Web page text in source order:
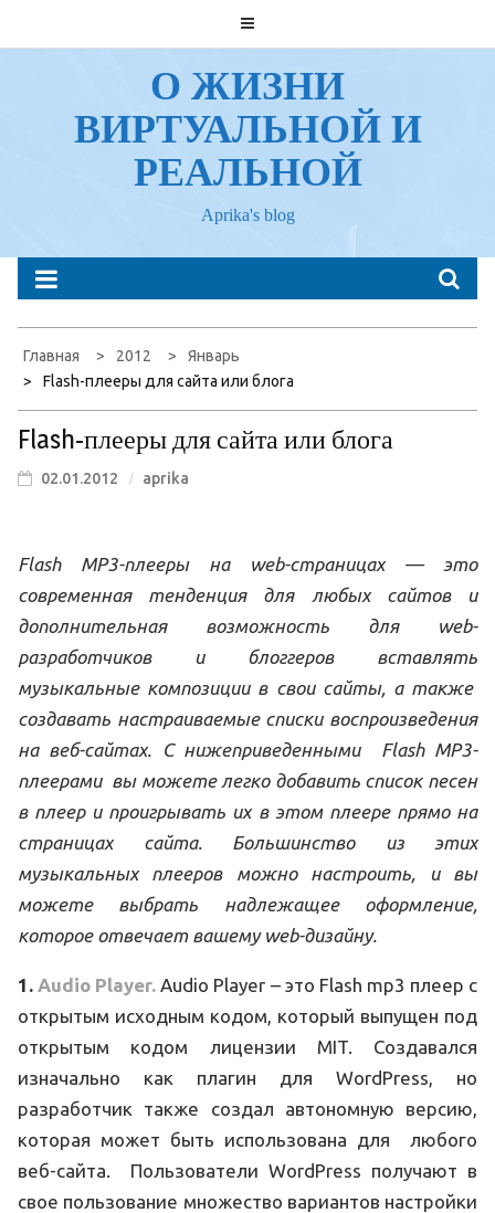
к
О ЖИЗНИ
ВИРТУАЛЬНОЙ И
РЕАЛЬНОЙ
Aprika's blog
Главная 2012
Январь
Flash-плееры для сайта или блога
Flash-плееры для сайта или блога
02.01.2012 aprika
Flash MP3-плееры на web-страницах — это
современная тенденция для любых сайтов и
дополнительная возможность для web-
разработчиков и блоггеров вставлять
музыкальные композиции в свои сайты, а также
создавать настраиваемые списки воспроизведения
на веб-сайтах. С нижеприведенными Flash MP3-
плеерами вы можете легко добавить список песен
в плеер и проигрывать их в этом плеере прямо на
страницах сайта. Большинство из этих
музыкальных плееров можно настроить, и вы
можете выбрать надлежащее оформление,
которое отвечает вашему web-дизайну.
1.Audio Player. Audio Player – это Flash mp3 плеер с
открытым исходным кодом, который выпущен под
открытым кодом лицензии MIT. Создавался
изначально как плагин для WordPress, но
разработчик также создал автономную версию,
которая может быть использована для любого
веб-сайта. Пользователи WordPress получают в
свое пользование множество вариантов настройки